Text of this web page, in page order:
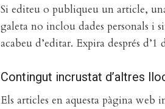
Si editeu o publiqueu un article,
galeta no inclou dades personals i
acabeu d’editar. Expira després d’1
Contingut incrustat d’altres
Els articles en aquesta pàgina